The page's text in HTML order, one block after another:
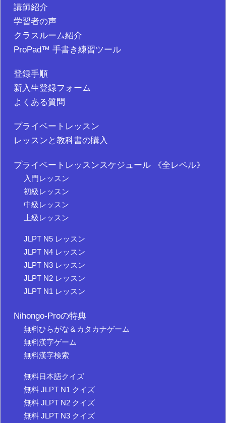
講師紹介
学習者の声
クラスルーム紹介
ProPad™ 手書き練習ツール
登録手順
新入生登録フォーム
よくある質問
プライベートレッスン
レッスンと教科書の購入
プライベートレッスンスケジュール 《全レベル》
入門レッスン
初級レッスン
中級レッスン
上級レッスン
JLPT N5 レッスン
JLPT N4 レッスン
JLPT N3 レッスン
JLPT N2 レッスン
JLPT N1 レッスン
Nihongo-Proの特典
無料ひらがな＆カタカナゲーム
無料漢字ゲーム
無料漢字検索
無料日本語クイズ
無料 JLPT N1 クイズ
無料 JLPT N2 クイズ
無料 JLPT N3 クイズ